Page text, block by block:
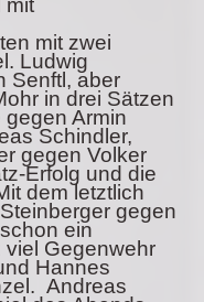
mit zwei
Ludwig
Senftl, aber
in drei Sätzen
Armin
Schindler,
gegen Volker
Erfolg und die
dem letztlich
gegen
ein
viel Gegenwehr
Hannes
Andreas